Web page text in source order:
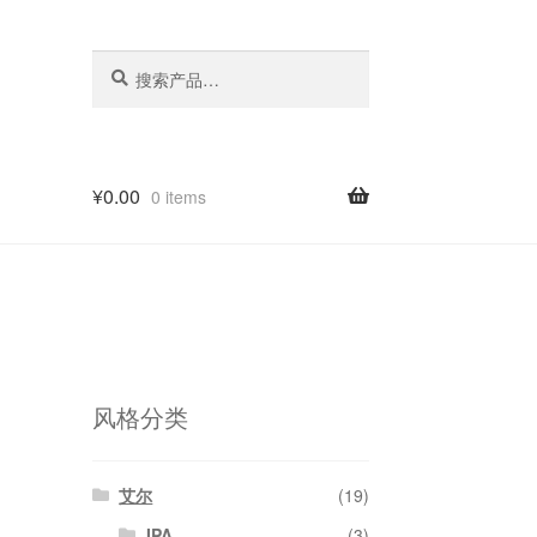
索：
¥0.00 0 items
风格分类
艾尔
(19)